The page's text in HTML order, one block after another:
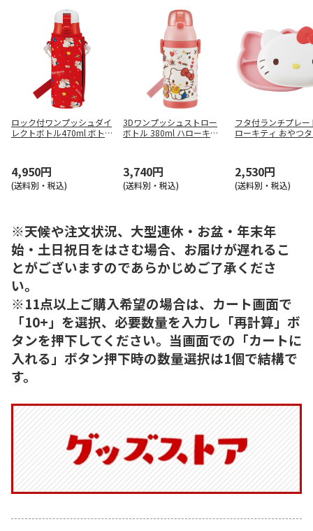
ロック付ワンプッシュダイ
レクトボトル470ml ボト
4,950円
(送料別・税込)
3Dワンプッシュストロー
ボトル 380ml ハローキテ
3,740円
(送料別・税込)
フタ付ランチプレー
ローキティ おやつ
2,530円
(送料別・税込)
※天候や注文状況、大型連休・お盆・年末年
始・土日祝日をはさむ場合、お届けが遅れるこ
とがございますのであらかじめご了承くださ
い。
※11点以上ご購入希望の場合は、カート画面で
「10+」を選択、必要数量を入力し「再計算」ボ
タンを押下してください。当画面での「カートに
入れる」ボタン押下時の数量選択は1個で結構で
す。